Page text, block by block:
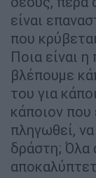
είναι
που
Ποια είναι
βλέπουμε
του για
κάποιον που
πληγωθεί,
δράστη; Όλα